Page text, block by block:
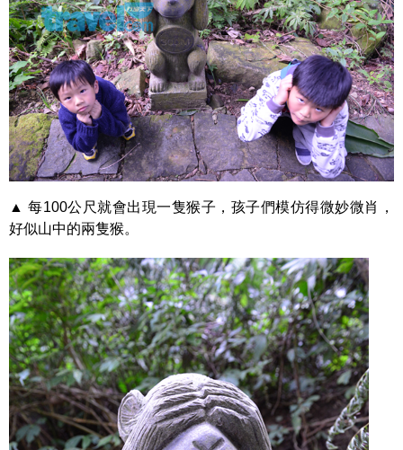
▲ 每100公尺就會出現一隻猴子，孩子們模仿得微妙微肖，
好似山中的兩隻猴。